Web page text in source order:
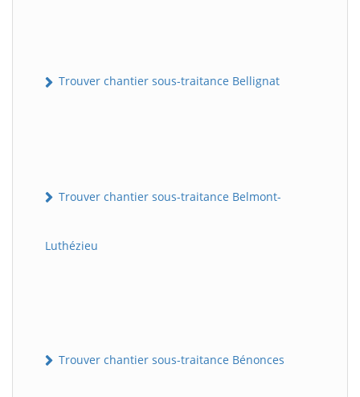
Trouver chantier sous-traitance Bellignat
Trouver chantier sous-traitance Belmont-
Luthézieu
Trouver chantier sous-traitance Bénonces